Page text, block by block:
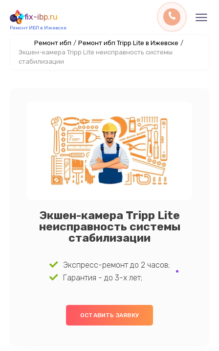
fix-ibp.ru
Ремонт ИБП в Ижевске
Ремонт ибп / Ремонт ибп Tripp Lite в Ижевске /
Экшен-камера Tripp Lite неисправность системы
стабилизации
Экшен-камера Tripp Lite
неисправность системы
стабилизации
Экспресс-ремонт до 2 часов;
Гарантия - до 3-х лет;
ОСТАВИТЬ ЗАЯВКУ